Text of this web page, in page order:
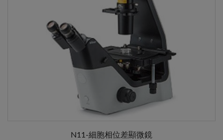
N11-細胞相位差顯微鏡